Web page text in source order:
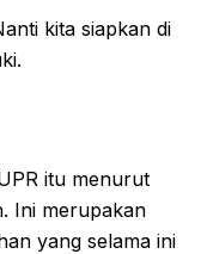
kita siapkan di
itu menurut
Ini merupakan
yang selama ini